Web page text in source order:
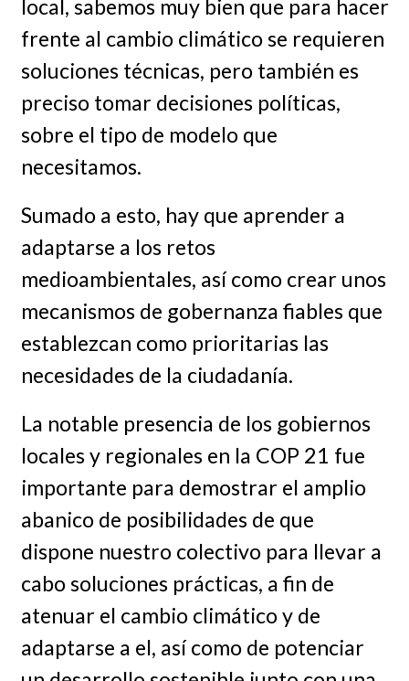
local, sabemos muy bien que para hacer
frente al cambio climático se requieren
soluciones técnicas, pero también es
preciso tomar decisiones políticas,
sobre el tipo de modelo que
necesitamos.
Sumado a esto, hay que aprender a
adaptarse a los retos
medioambientales, así como crear unos
mecanismos de gobernanza fiables que
establezcan como prioritarias las
necesidades de la ciudadanía.
La notable presencia de los gobiernos
locales y regionales en la COP 21 fue
importante para demostrar el amplio
abanico de posibilidades de que
dispone nuestro colectivo para llevar a
cabo soluciones prácticas, a fin de
atenuar el cambio climático y de
adaptarse a el, así como de potenciar